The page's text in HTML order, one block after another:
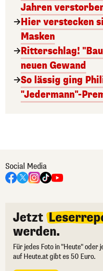
Jahren
Hier verstecken
Masken
Ritterschlag!
neuen Gewand
So lässig ging
"Jedermann"-
Social Media
Jetzt
werden.
Für jedes Foto in "Heute" oder
auf Heute.at gibt es 50 Euro.